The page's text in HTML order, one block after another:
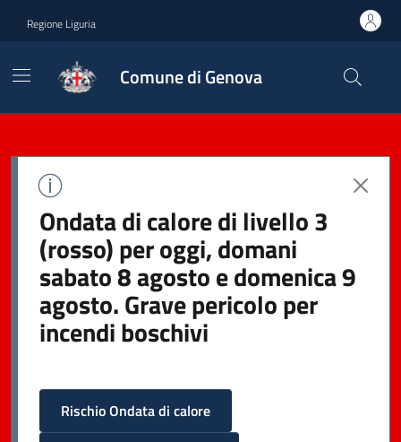
Regione Liguria
Comune di Genova
Ondata di calore di livello 3
(rosso) per oggi, domani
sabato 8 agosto e domenica 9
agosto. Grave pericolo per
incendi boschivi
Rischio Ondata di calore